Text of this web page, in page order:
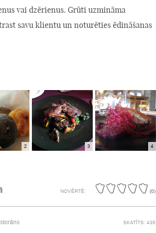
vai dzērienus. Grūti uzmināma
savu klientu un noturēties ēdināšanas
2 3 4
NOVĒRTĒ: (0)
SKATĪTS: 436